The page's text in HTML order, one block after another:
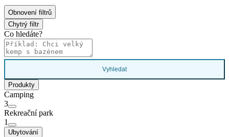
Obnovení filtrů
Chytrý filtr
Co hledáte?
Vyhledat
Produkty
Camping
3
Rekreační park
1
Ubytování